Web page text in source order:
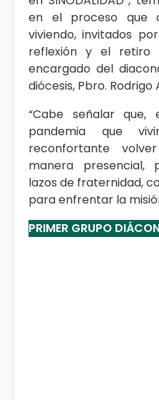
en el proceso que
viviendo, invitados
reflexión y el retiro
encargado del
diócesis, Pbro. Rodrigo
“Cabe señalar
pandemia que
reconfortante
manera presencial,
lazos de fraternidad,
para enfrentar la
PRIMER GRUPO